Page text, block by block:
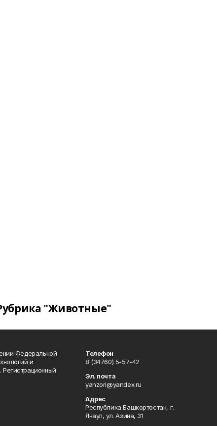
"Животные"
Федеральной
и
Телефон
8 (34760) 5-57-42
Эл. почта
yanzori@yandex.ru
Адрес
Республика Башкортостан, г.
Янаул, ул. Азина, 31